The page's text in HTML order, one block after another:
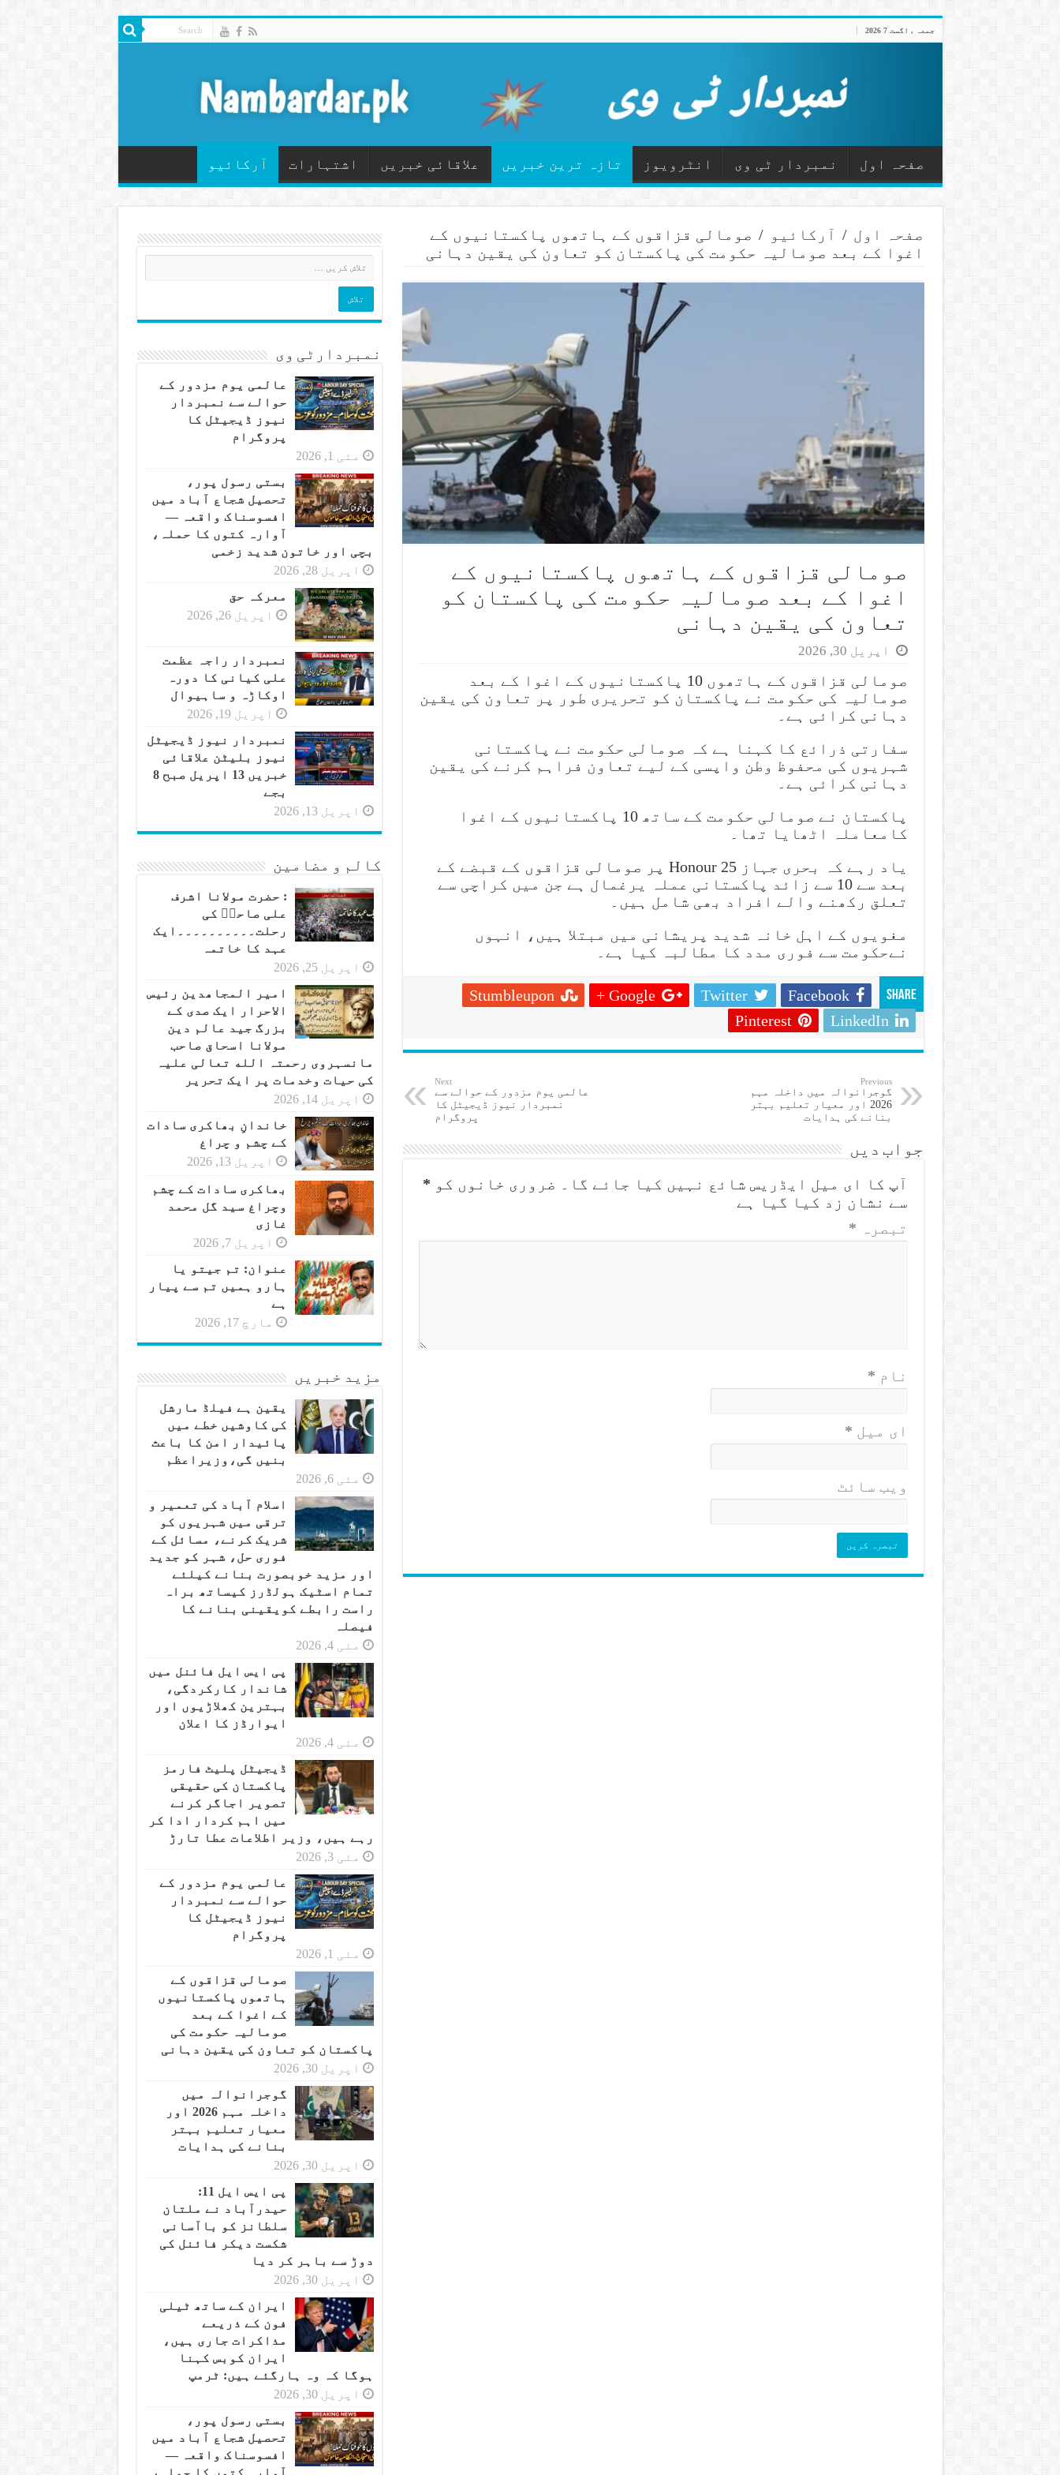
جمعہ , اگست 7 2026
صفحہ اول نمبردار ٹی وی انٹرویوز تازہ ترین خبریں علاقائی خبریں اشتہارات آرکائیو
صفحہ اول / آرکائیو / صومالی قزاقوں کے ہاتھوں پاکستانیوں کے
اغوا کے بعد صومالیہ حکومت کی پاکستان کو تعاون کی یقین دہانی
صومالی قزاقوں کے ہاتھوں پاکستانیوں کے
اغوا کے بعد صومالیہ حکومت کی پاکستان کو
تعاون کی یقین دہانی
اپریل 30, 2026
صومالی قزاقوں کے ہاتھوں 10 پاکستانیوں کے اغوا کے بعد
صومالیہ کی حکومت نے پاکستان کو تحریری طور پر تعاون کی یقین
دہانی کرائی ہے۔
سفارتی ذرائع کا کہنا ہے کہ صومالی حکومت نے پاکستانی
شہریوں کی محفوظ وطن واپسی کے لیے تعاون فراہم کرنے کی یقین
دہانی کرائی ہے۔
پاکستان نے صومالی حکومت کے ساتھ 10 پاکستانیوں کے اغوا
کامعاملہ اٹھایا تھا۔
یاد رہے کہ بحری جہاز Honour 25 پر صومالی قزاقوں کے قبضے کے
بعد سے 10 سے زائد پاکستانی عملہ یرغمال ہے جن میں کراچی سے
تعلق رکھنے والے افراد بھی شامل ہیں۔
مغویوں کے اہل خانہ شدید پریشانی میں مبتلا ہیں، انہوں
نےحکومت سے فوری مدد کا مطالبہ کیا ہے۔
Share
Facebook
Twitter
Google +
Stumbleupon
LinkedIn
Pinterest
Previous
گوجرانوالہ میں داخلہ مہم
2026 اور معیار تعلیم بہتر
بنانے کی ہدایات
Next
عالمی یوم مزدور کے حوالے سے
نمبردار نیوز ڈیجیٹل کا
پروگرام
جواب دیں
آپ کا ای میل ایڈریس شائع نہیں کیا جائے گا۔ ضروری خانوں کو *
سے نشان زد کیا گیا ہے
تبصرہ *
نام *
ای میل *
ویب‌ سائٹ
نمبردارٹی وی
عالمی یوم مزدور کے
حوالے سے نمبردار
نیوز ڈیجیٹل کا
پروگرام
مئی 1, 2026
بستی رسول پور،
تحصیل شجاع آباد میں
افسوسناک واقعہ —
آوارہ کتوں کا حملہ،
بچی اور خاتون شدید زخمی
اپریل 28, 2026
معرکہ حق
اپریل 26, 2026
نمبردار راجہ عظمت
علی کیانی کا دورہ
اوکاڑہ و ساہیوال
اپریل 19, 2026
نمبردار نیوز ڈیجیٹل
نیوز بلیٹن علاقائی
خبریں 13 اپریل صبح 8
بجے
اپریل 13, 2026
کالم و مضامین
: حضرت مولانا اشرف
علی صاحبؒ کی
رحلت۔۔۔۔۔۔۔۔۔۔ایک
عہد کا خاتمہ
اپریل 25, 2026
امیر المجاھدین رئیس
الاحرار ایک صدی کے
بزرگ جید عالم دین
مولانا اسحاق صاحب
مانسہروی رحمتہ الله تعالی علیہ
کی حیات وخدمات پر ایک تحریر
اپریل 14, 2026
خاندانِ بھاکری سادات
کے چشم و چراغ
اپریل 13, 2026
بھاکری سادات کے چشم
وچراغ سید گل محمد
غازی
اپریل 7, 2026
عنوان: تم جیتو یا
ہارو ہمیں تم سے پیار
ہے
مارچ 17, 2026
مزید خبریں
یقین ہے فیلڈ مارشل
کی کاوشیں خطے میں
پائیدار امن کا باعث
بنیں گی،وزیراعظم
مئی 6, 2026
اسلام آباد کی تعمیر و
ترقی میں شہریوں کو
شریک کرنے، مسائل کے
فوری حل، شہر کو جدید
اور مزید خوبصورت بنانے کیلئے
تمام اسٹیک ہولڈرز کیساتھ براہ
راست رابطے کویقینی بنانے کا
فیصلہ
مئی 4, 2026
پی ایس ایل فائنل میں
شاندار کارکردگی،
بہترین کھلاڑیوں اور
ایوارڈز کا اعلان
مئی 4, 2026
ڈیجیٹل پلیٹ فارمز
پاکستان کی حقیقی
تصویر اجاگر کرنے
میں اہم کردار ادا کر
رہے ہیں، وزیر اطلاعات عطا تارڑ
مئی 3, 2026
عالمی یوم مزدور کے
حوالے سے نمبردار
نیوز ڈیجیٹل کا
پروگرام
مئی 1, 2026
صومالی قزاقوں کے
ہاتھوں پاکستانیوں
کے اغوا کے بعد
صومالیہ حکومت کی
پاکستان کو تعاون کی یقین دہانی
اپریل 30, 2026
گوجرانوالہ میں
داخلہ مہم 2026 اور
معیار تعلیم بہتر
بنانے کی ہدایات
اپریل 30, 2026
پی ایس ایل 11:
حیدرآباد نے ملتان
سلطانز کو باآسانی
شکست دیکر فائنل کی
دوڑ سے باہر کر دیا
اپریل 30, 2026
ایران کے ساتھ ٹیلی
فون کے ذریعے
مذاکرات جاری ہیں،
ایران کوبس کہنا
ہوگا کہ وہ ہارگئے ہیں: ٹرمپ
اپریل 30, 2026
بستی رسول پور،
تحصیل شجاع آباد میں
افسوسناک واقعہ —